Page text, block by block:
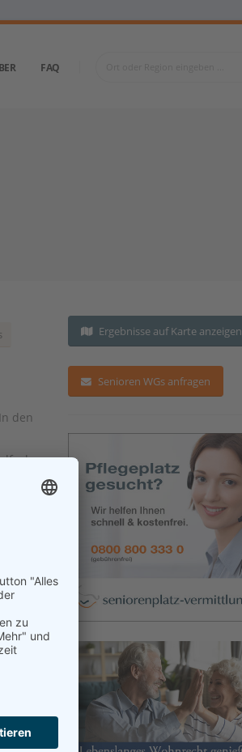
FAQ
den
und
Ergebnisse auf Karte anzeigen
Senioren WGs anfragen